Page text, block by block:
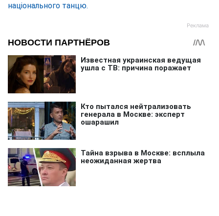
національного танцю.